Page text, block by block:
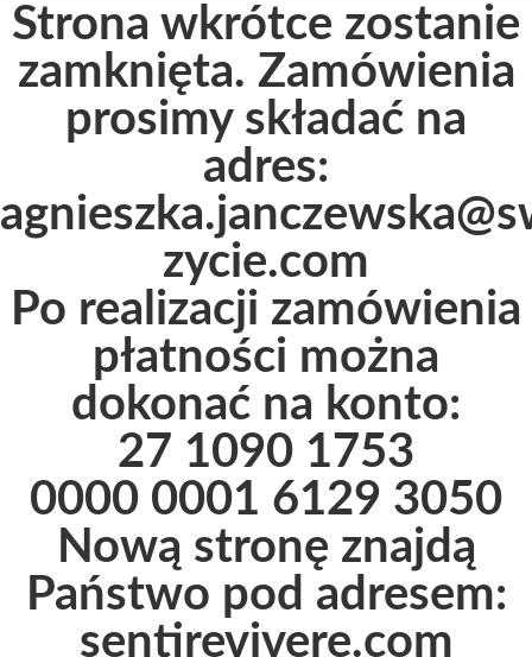
Strona wkrótce zostanie
zamknięta. Zamówienia
prosimy składać na
adres:
zycie.com
Po realizacji zamówienia
płatności można
dokonać na konto:
27 1090 1753
0000 0001 6129 3050
Nową stronę znajdą
Państwo pod adresem:
sentirevivere.com